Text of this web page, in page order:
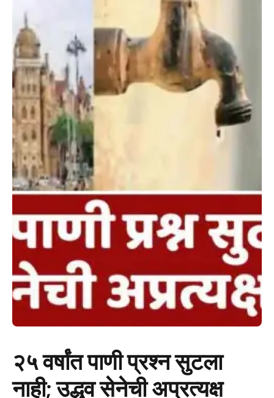
२५ वर्षांत पाणी प्रश्न सुटला
नाही; उद्धव सेनेची अप्रत्यक्ष